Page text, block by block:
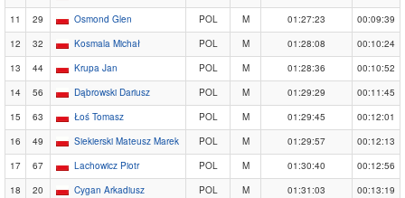
11
29 Osmond Glen POL M 01:27:23
00:09:39
12
32 Kosmala Michał POL M 01:28:08
00:10:24
13
44 Krupa Jan POL M 01:28:36
00:10:52
14
56 Dąbrowski Dariusz POL M 01:29:29
00:11:45
15
63 Łoś Tomasz POL M 01:29:45
00:12:01
16
49 Siekierski Mateusz Marek POL M 01:29:57
00:12:13
17
67 Lachowicz Piotr POL M 01:30:40
00:12:56
18
20 Cygan Arkadiusz POL M 01:31:03
00:13:19